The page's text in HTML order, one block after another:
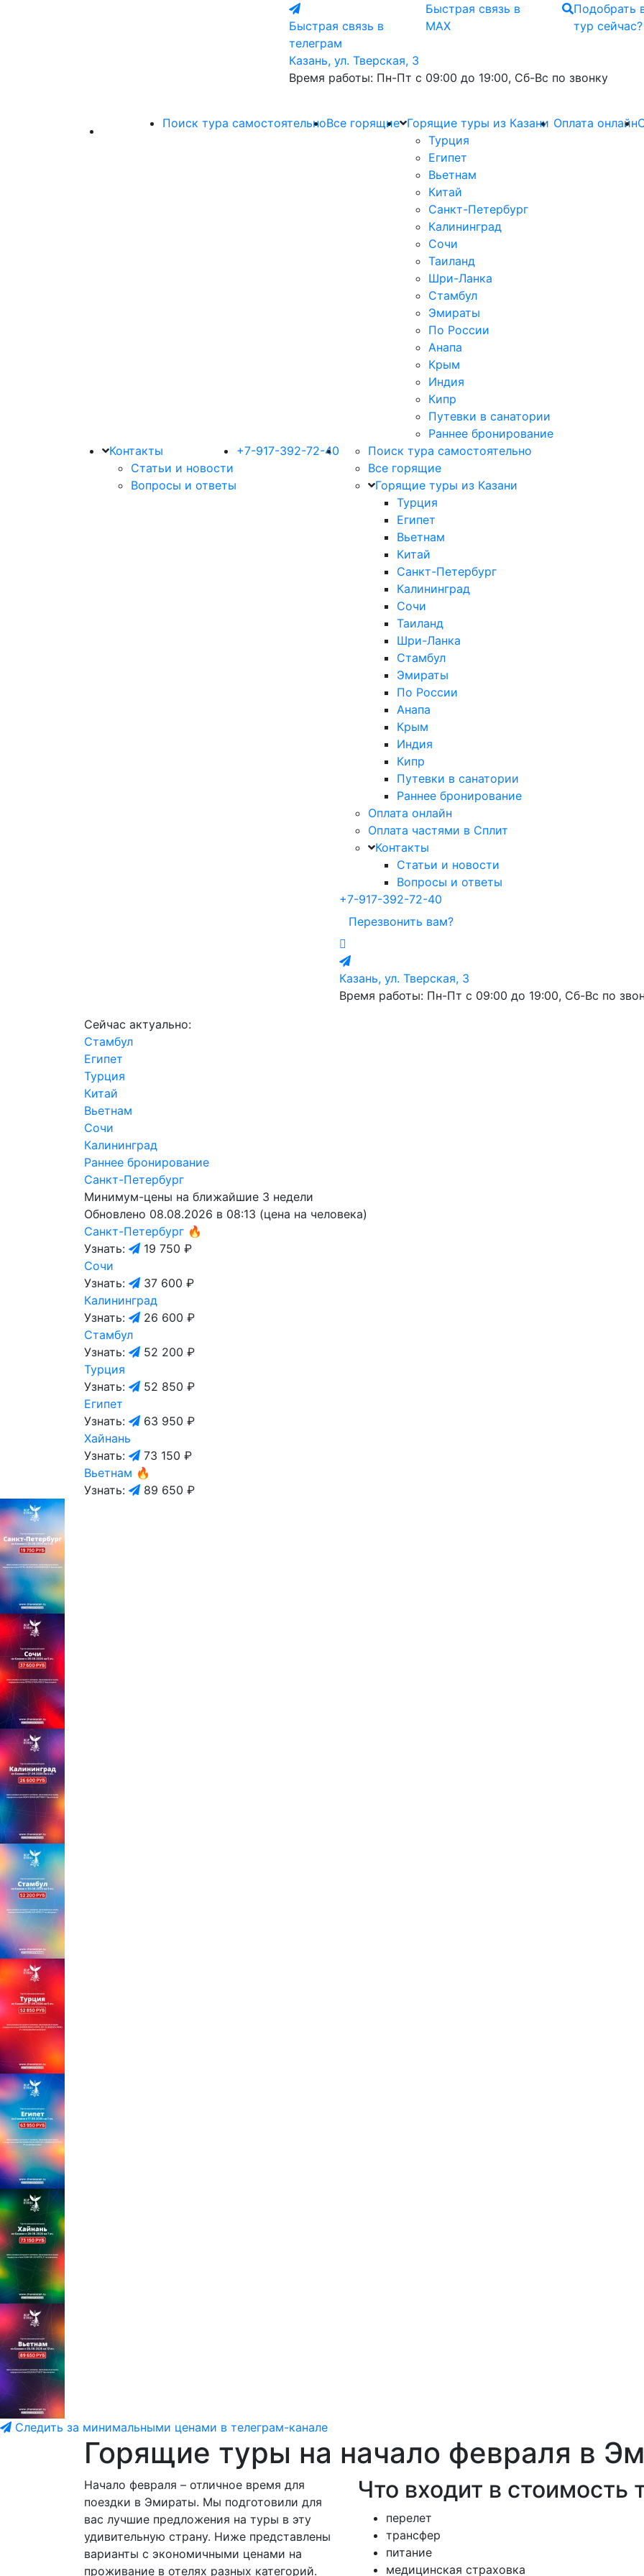
Быстрая связь в
телеграм
Быстрая связь в
MAX
Подобрать
тур сейчас?
Казань, ул. Тверская, 3
Время работы: Пн-Пт с 09:00 до 19:00, Сб-Вс по звонку
Поиск тура самостоятельноВсе горящие Горящие туры из Казани
Турция
Египет
Вьетнам
Китай
Санкт-Петербург
Калининград
Сочи
Таиланд
Шри-Ланка
Стамбул
Эмираты
По России
Анапа
Крым
Индия
Кипр
Путевки в санатории
Раннее бронирование
Оплата онлайн
Контакты
Статьи и новости
Вопросы и ответы
+7-917-392-72-40
Поиск тура самостоятельно
Все горящие
Горящие туры из Казани
Турция
Египет
Вьетнам
Китай
Санкт-Петербург
Калининград
Сочи
Таиланд
Шри-Ланка
Стамбул
Эмираты
По России
Анапа
Крым
Индия
Кипр
Путевки в санатории
Раннее бронирование
Оплата онлайн
Оплата частями в Сплит
Контакты
Статьи и новости
Вопросы и ответы
+7-917-392-72-40
Перезвонить вам?
Казань, ул. Тверская, 3
Время работы: Пн-Пт с 09:00 до 19:00, Сб-Вс по
Сейчас актуально:
Стамбул
Египет
Турция
Китай
Вьетнам
Сочи
Калининград
Раннее бронирование
Санкт-Петербург
Минимум-цены на ближайшие 3 недели
Обновлено 08.08.2026 в 08:13 (цена на человека)
Санкт-Петербург 🔥
Узнать:
19 750 ₽
Сочи
Узнать:
37 600 ₽
Калининград
Узнать:
26 600 ₽
Стамбул
Узнать:
52 200 ₽
Турция
Узнать:
52 850 ₽
Египет
Узнать:
63 950 ₽
Хайнань
Узнать:
73 150 ₽
Вьетнам 🔥
Узнать:
89 650 ₽
Следить за минимальными ценами в телеграм-канале
Горящие туры на начало февраля в
Начало февраля – отличное время для
поездки в Эмираты. Мы подготовили для
вас лучшие предложения на туры в эту
удивительную страну. Ниже представлены
варианты с экономичными ценами на
проживание в отелях разных категорий.
Что входит в стоимость
перелет
трансфер
питание
медицинская страховка